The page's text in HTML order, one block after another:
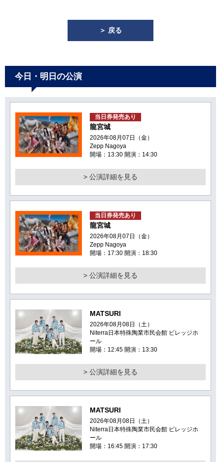
＞ 戻る
今日・明日の公演
当日券発売あり
龍宮城
2026年08月07日（金）
Zepp Nagoya
開場：13:30 開演：14:30
> 公演詳細を見る
当日券発売あり
龍宮城
2026年08月07日（金）
Zepp Nagoya
開場：17:30 開演：18:30
> 公演詳細を見る
MATSURI
2026年08月08日（土）
Niterra日本特殊陶業市民会館 ビレッジホ
ール
開場：12:45 開演：13:30
> 公演詳細を見る
MATSURI
2026年08月08日（土）
Niterra日本特殊陶業市民会館 ビレッジホ
ール
開場：16:45 開演：17:30